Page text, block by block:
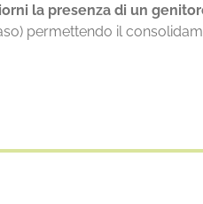
la presenza di un
permettendo il